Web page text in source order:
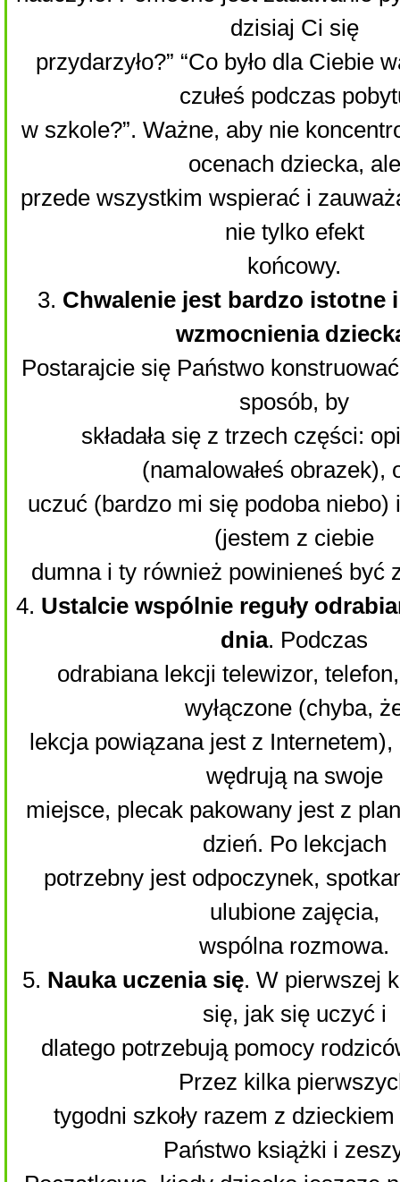
dzisiaj Ci się
przydarzyło?” “Co było dla Ciebie
czułeś podczas
w szkole?”. Ważne, aby nie
ocenach dziecka, ale
przede wszystkim wspierać i
nie tylko efekt
końcowy.
3. Chwalenie jest bardzo istotne
wzmocnienia
Postarajcie się Państwo
sposób, by
składała się z trzech części:
(namalowałeś obrazek),
uczuć (bardzo mi się podoba niebo)
(jestem z ciebie
dumna i ty również powinieneś być
4. Ustalcie wspólnie reguły
dnia. Podczas
odrabiana lekcji telewizor,
wyłączone (chyba,
lekcja powiązana jest z
wędrują na swoje
miejsce, plecak pakowany jest z
dzień. Po lekcjach
potrzebny jest odpoczynek,
ulubione zajęcia,
wspólna rozmowa.
5. Nauka uczenia się. W pierwszej
się, jak się uczyć i
dlatego potrzebują pomocy
Przez kilka
tygodni szkoły razem z
Państwo książki i